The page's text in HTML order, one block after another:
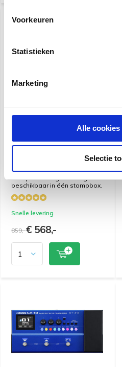
Voorkeuren
Statistieken
Marketing
Alle cookies
Selectie
Boss GT-1000 CORE
Effecten Processor - Multi-
De GT-1000CORE is
verbazingwekkend krachtig en
ultraveelzijdig. Hij levert de
meest complete gitaar- en
bas-processingservaring
beschikbaar in één stompbox.
Snelle levering
KORTING
859,-€ 568,-
KORTING